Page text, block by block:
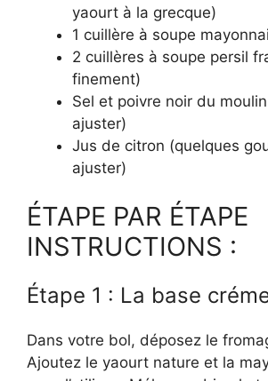
yaourt à la grecque)
1 cuillère à soupe
2 cuillères à soupe persil
finement)
Sel et poivre noir du
ajuster)
Jus de citron (quelques
ajuster)
ÉTAPE PAR ÉTAPE
INSTRUCTIONS :
Étape 1 : La base
Dans votre bol, déposez le
Ajoutez le yaourt nature et la